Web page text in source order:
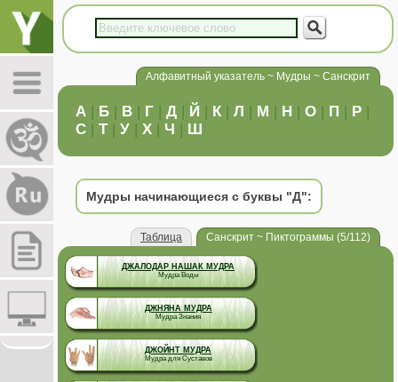
Алфавитный указатель ~ Мудры ~ Санскрит
А | Б | В | Г | Д | Й | К | Л | М | Н | О | П | Р |
С | Т| У | Х | Ч | Ш
Мудры начинающиеся с буквы "Д":
Таблица Санскрит ~ Пиктограммы (5/112)
ДЖАЛОДАР НАШАК МУДРА
Мудра Воды
ДЖНЯНА МУДРА
Мудра Знания
ДЖОЙНТ МУДРА
Мудра для Суставов